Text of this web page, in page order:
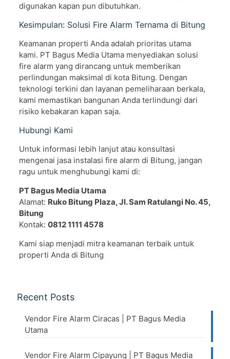
digunakan kapan pun dibutuhkan.
Kesimpulan: Solusi Fire Alarm Ternama di Bitung
Keamanan properti Anda adalah prioritas utama
kami. PT Bagus Media Utama menyediakan solusi
fire alarm yang dirancang untuk memberikan
perlindungan maksimal di kota Bitung. Dengan
teknologi terkini dan layanan pemeliharaan berkala,
kami memastikan bangunan Anda terlindungi dari
risiko kebakaran kapan saja.
Hubungi Kami
Untuk informasi lebih lanjut atau konsultasi
mengenai jasa instalasi fire alarm di Bitung, jangan
ragu untuk menghubungi kami di:
PT Bagus Media Utama
Alamat: Ruko Bitung Plaza, Jl. Sam Ratulangi No. 45,
Bitung
Kontak: 0812 1111 4578
Kami siap menjadi mitra keamanan terbaik untuk
properti Anda di Bitung
Recent Posts
Vendor Fire Alarm Ciracas | PT Bagus Media
Utama
Vendor Fire Alarm Cipayung | PT Bagus Media